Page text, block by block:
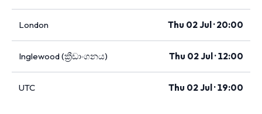
London Thu 02 Jul · 20:00
Inglewood (ක්‍රීඩාංගනය) Thu 02 Jul · 12:00
UTC Thu 02 Jul · 19:00